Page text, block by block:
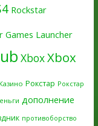
Rockstar
Games Launcher
XboxXbox
Казино Рокстар Рокстар
дополнение
противоборство